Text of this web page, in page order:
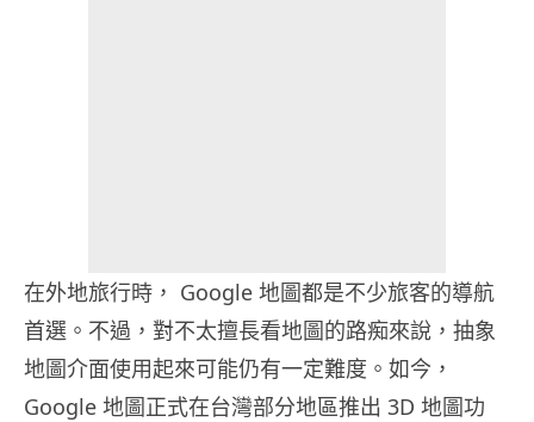
在外地旅行時， Google 地圖都是不少旅客的導航
首選。不過，對不太擅長看地圖的路痴來說，抽象
地圖介面使用起來可能仍有一定難度。如今，
Google 地圖正式在台灣部分地區推出 3D 地圖功